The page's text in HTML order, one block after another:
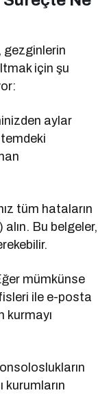
gezginlerin
için şu
aylar
tüm hataların
Bu belgeler,
mümkünse
ile e-posta
kurmayı
kurumların